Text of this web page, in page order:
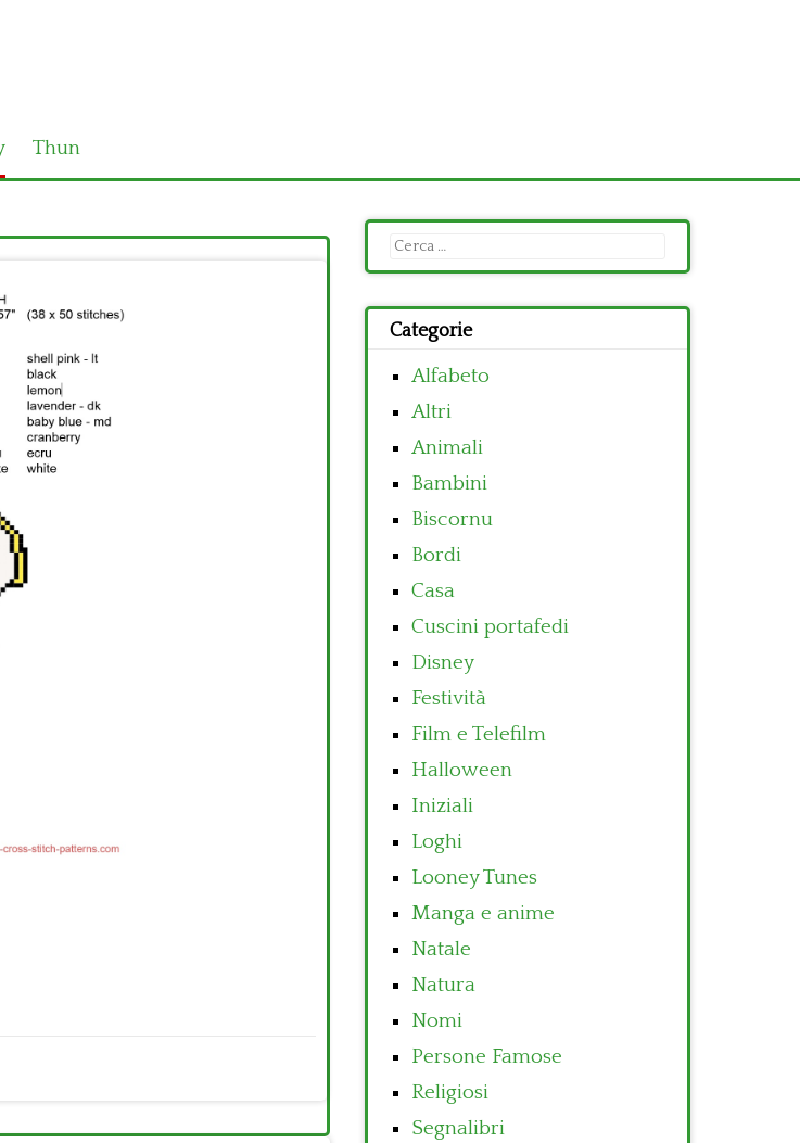
Thun
Ricerca
per:
Categorie
Alfabeto
Altri
Animali
Bambini
Biscornu
Bordi
Casa
Cuscini portafedi
Disney
Festività
Film e Telefilm
Halloween
Iniziali
Loghi
Looney Tunes
Manga e anime
Natale
Natura
Nomi
Persone Famose
Religiosi
Segnalibri